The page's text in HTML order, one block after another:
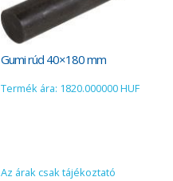
Gumi rúd 40×180 mm
Termék ára: 1820.000000 HUF
Az árak csak tájékoztató